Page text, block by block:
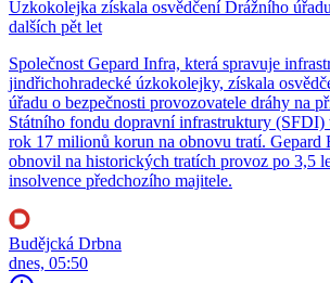
Úzkokolejka získala osvědčení Drážního
dalších pět let
Společnost Gepard Infra, která spravuje
jindřichohradecké úzkokolejky, získala
úřadu o bezpečnosti provozovatele dráhy na
Státního fondu dopravní infrastruktury (SFDI)
rok 17 milionů korun na obnovu tratí. Gepard
obnovil na historických tratích provoz po 3,5
insolvence předchozího majitele.
Budějcká Drbna
dnes, 05:50